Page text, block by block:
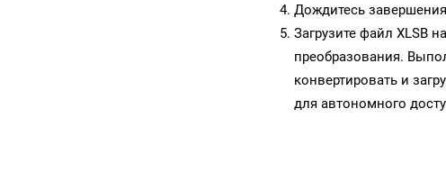
Дождитесь
Загрузите файл XLSB
преобразования.
конвертировать и
для автономного